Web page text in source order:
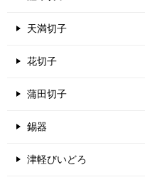
天満切子
花切子
蒲田切子
錫器
津軽びいどろ